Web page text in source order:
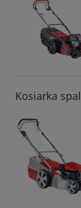
Kosiarka